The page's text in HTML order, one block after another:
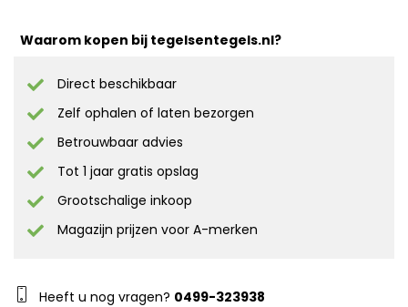
Waarom kopen bij tegelsentegels.nl?
Direct beschikbaar
Zelf ophalen of laten bezorgen
Betrouwbaar advies
Tot 1 jaar gratis opslag
Grootschalige inkoop
Magazijn prijzen voor A-merken
Heeft u nog vragen? 0499-323938